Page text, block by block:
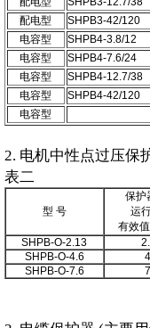
配电型
SHPB3-42/120
电容型
SHPB4-3.8/12
电容型
SHPB4-7.6/24
电容型
SHPB4-12.7/38
电容型
SHPB4-42/120
电容型
2. 电机中性点过压保
表二
型 号
保护
运
有效
SHPB-O-2.13
SHPB-O-4.6
SHPB-O-7.6